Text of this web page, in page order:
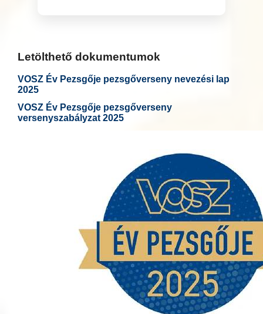
Letölthető dokumentumok
VOSZ Év Pezsgője pezsgőverseny nevezési lap
2025
VOSZ Év Pezsgője pezsgőverseny
versenyszabályzat 2025